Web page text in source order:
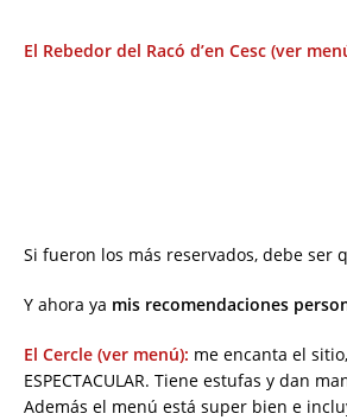
El Rebedor del Racó d’en Cesc (ver
Si fueron los más reservados, debe ser
Y ahora ya mis recomendaciones
El Cercle (ver menú): me encanta el
ESPECTACULAR. Tiene estufas y dan
Además el menú está super bien e